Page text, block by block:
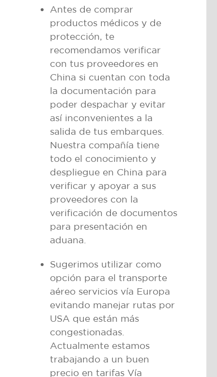
Antes de comprar
productos médicos y de
protección, te
recomendamos verificar
con tus proveedores en
China si cuentan con toda
la documentación para
poder despachar y evitar
así inconvenientes a la
salida de tus embarques.
Nuestra compañía tiene
todo el conocimiento y
despliegue en China para
verificar y apoyar a sus
proveedores con la
verificación de documentos
para presentación en
aduana.
Sugerimos utilizar como
opción para el transporte
aéreo servicios vía Europa
evitando manejar rutas por
USA que están más
congestionadas.
Actualmente estamos
trabajando a un buen
precio en tarifas Vía